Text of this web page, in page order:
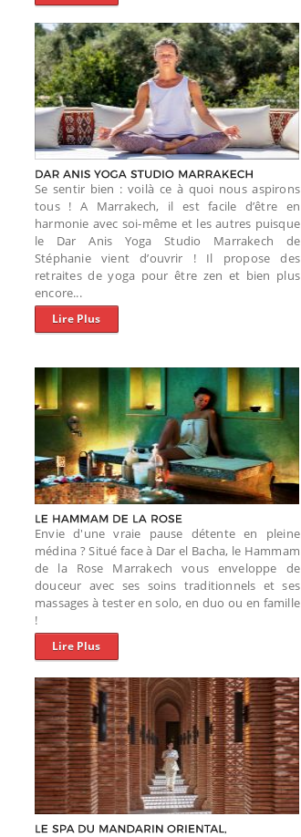
Se sentir bien : voilà ce à quoi nous aspirons
tous ! A Marrakech, il est facile d’être en
harmonie avec soi-même et les autres puisque
le Dar Anis Yoga Studio Marrakech de
Stéphanie vient d’ouvrir ! Il propose des
retraites de yoga pour être zen et bien plus
encore...
Lire Plus
Envie d'une vraie pause détente en pleine
médina ? Situé face à Dar el Bacha, le Hammam
de la Rose Marrakech vous enveloppe de
douceur avec ses soins traditionnels et ses
massages à tester en solo, en duo ou en famille
!
Lire Plus